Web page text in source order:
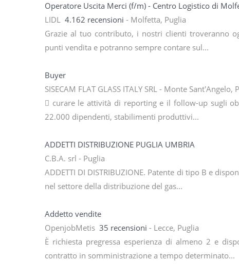
Operatore Uscita Merci (f/m) - Centro Logistico di
LIDL 4.162 recensioni - Molfetta, Puglia
Grazie al tuo contributo, i nostri clienti troveranno
punti vendita e potranno sempre contare sul...
Buyer
SISECAM FLAT GLASS ITALY SRL - Monte Sant'Angelo,
 curare le attività di reporting e il follow-up sugli
22.000 dipendenti, stabilimenti produttivi...
ADDETTI DISTRIBUZIONE PUGLIA UMBRIA
C.B.A. srl - Puglia
ADDETTI DI DISTRIBUZIONE. Patente di tipo B e
nel settore della distribuzione del gas...
Addetto vendite
OpenjobMetis 35 recensioni - Lecce, Puglia
È richiesta pregressa esperienza di almeno 2 e
contratto in somministrazione a tempo determinato...